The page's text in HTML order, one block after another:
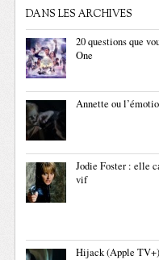
DANS LES ARCHIVES
20 questions que
One
Annette ou
Jodie Foster : elle
vif
Hijack (Apple